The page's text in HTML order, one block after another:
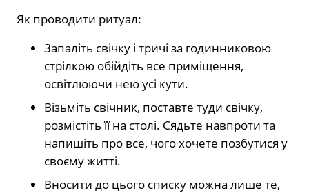
Як проводити ритуал:
Запаліть свічку і тричі за годинниковою
стрілкою обійдіть все приміщення,
освітлюючи нею усі кути.
Візьміть свічник, поставте туди свічку,
розмістіть її на столі. Сядьте навпроти та
напишіть про все, чого хочете позбутися у
своєму житті.
Вносити до цього списку можна лише те,